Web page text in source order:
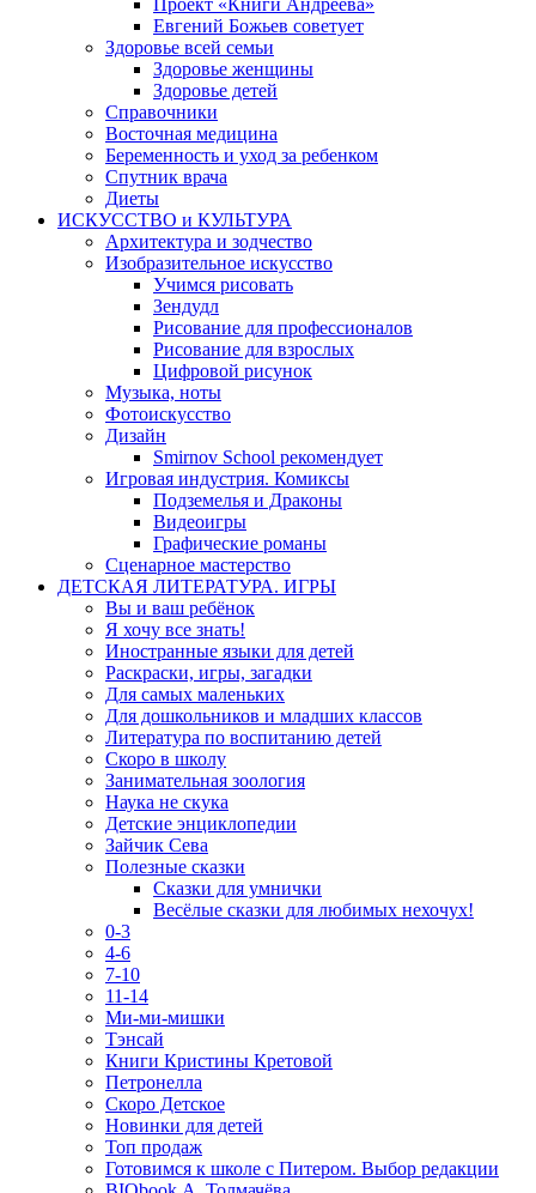
Проект «Книги Андреева»
Евгений Божьев советует
Здоровье всей семьи
Здоровье женщины
Здоровье детей
Справочники
Восточная медицина
Беременность и уход за ребенком
Спутник врача
Диеты
ИСКУССТВО и КУЛЬТУРА
Архитектура и зодчество
Изобразительное искусство
Учимся рисовать
Зендудл
Рисование для профессионалов
Рисование для взрослых
Цифровой рисунок
Музыка, ноты
Фотоискусство
Дизайн
Smirnov School рекомендует
Игровая индустрия. Комиксы
Подземелья и Драконы
Видеоигры
Графические романы
Сценарное мастерство
ДЕТСКАЯ ЛИТЕРАТУРА. ИГРЫ
Вы и ваш ребёнок
Я хочу все знать!
Иностранные языки для детей
Раскраски, игры, загадки
Для самых маленьких
Для дошкольников и младших классов
Литература по воспитанию детей
Скоро в школу
Занимательная зоология
Наука не скука
Детские энциклопедии
Зайчик Сева
Полезные сказки
Сказки для умнички
Весёлые сказки для любимых нехочух!
0-3
4-6
7-10
11-14
Ми-ми-мишки
Тэнсай
Книги Кристины Кретовой
Петронелла
Скоро Детское
Новинки для детей
Топ продаж
Готовимся к школе с Питером. Выбор редакции